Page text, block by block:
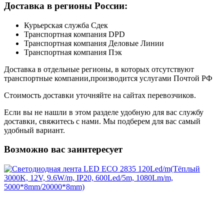
Доставка в регионы России:
Курьерская служба Сдек
Транспортная компания DPD
Транспортная компания Деловые Линии
Транспортная компания Пэк
Доставка в отдельные регионы, в которых отсутствуют
транспортные компании,производится услугами Почтой РФ
Стоимость доставки уточняйте на сайтах перевозчиков.
Если вы не нашли в этом разделе удобную для вас службу
доставки, свяжитесь с нами. Мы подберем для вас самый
удобный вариант.
Возможно вас заинтересует